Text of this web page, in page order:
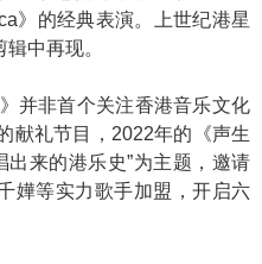
》的经典表演。上世纪港星
中再现。
非首个关注香港音乐文化
献礼节目，2022年的《声生
出来的港乐史”为主题，邀请
嬅等实力歌手加盟，开启六